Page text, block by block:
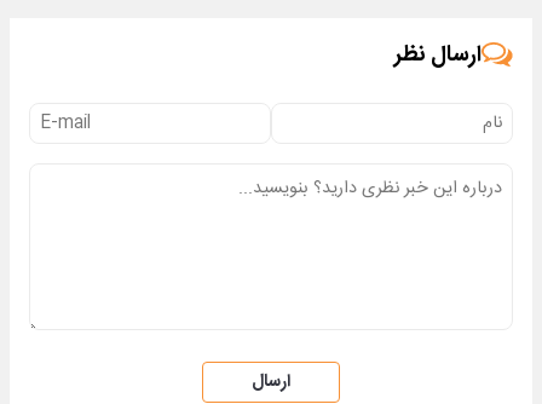
ارسال نظر
ارسال